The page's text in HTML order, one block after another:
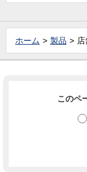
ホーム 製品
このペ